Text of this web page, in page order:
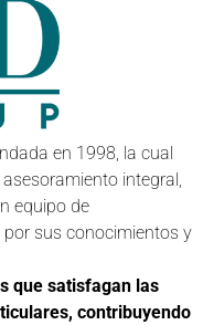
en 1998, la cual
integral,
equipo de
sus conocimientos y
que satisfagan las
contribuyendo